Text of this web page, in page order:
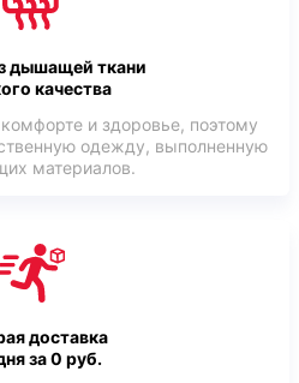
дышащей ткани
качества
и здоровье, поэтому
одежду, выполненную
материалов.
доставка
за 0 руб.